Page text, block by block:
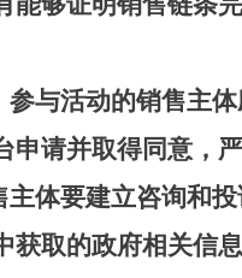
参与活动的销售主
申请并取得同意，
主体要建立咨询和
获取的政府相关信